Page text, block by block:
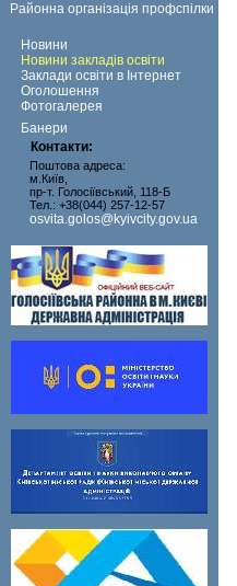
Районна організація профспілки
Новини
Новини закладів освіти
Заклади освіти в Інтернет
Оголошення
Фотогалерея
Банери
Контакти:
Поштова адреса:
м.Київ,
пр-т. Голосіївський, 118-Б
Тел.: +38(044) 257-12-57
osvita.golos@kyivcity.gov.ua